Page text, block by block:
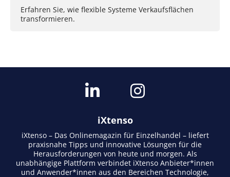
Erfahren Sie, wie flexible Systeme Verkaufsflächen
transformieren.
iXtenso
iXtenso – Das Onlinemagazin für Einzelhandel – liefert
praxisnahe Tipps und innovative Lösungen für die
Herausforderungen von heute und morgen. Als
unabhängige Plattform verbindet iXtenso Anbieter*innen
und Anwender*innen aus den Bereichen Technologie,